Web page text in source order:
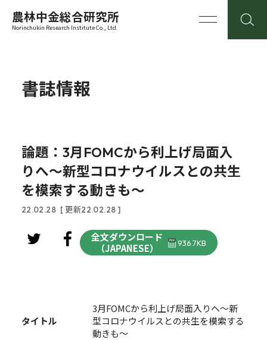
農林中金総合研究所
Norinchukin Research Institute Co., Ltd.
書誌情報
論題：3月FOMCから利上げ局面入
りへ～新型コロナウイルスとの共生
を模索する動きも～
22.02.28 [ 更新22.02.28 ]
全文ダウンロード
（JAPANESE）
936.7KB
タイトル
3月FOMCから利上げ局面入りへ～新
型コロナウイルスとの共生を模索する
動きも～